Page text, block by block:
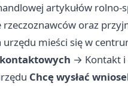
artykułów
oraz
mieści się w
→ Kontakt i
Chcę wysłać